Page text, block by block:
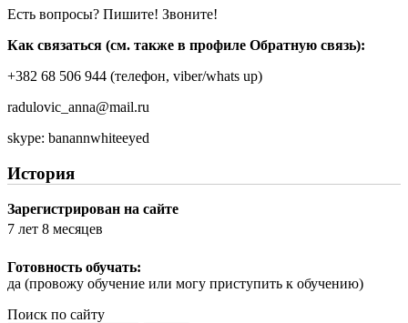
Есть вопросы? Пишите! Звоните!
Как связаться (см. также в профиле Обратную связь):
+382 68 506 944 (телефон, viber/whats up)
radulovic_anna@mail.ru
skype: banannwhiteeyed
История
Зарегистрирован на сайте
7 лет 8 месяцев
Готовность обучать:
да (провожу обучение или могу приступить к обучению)
Поиск по сайту